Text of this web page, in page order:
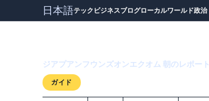
日本語テック ビジネスブログローカルワールド政治
ジアプアンフウンズオンエクオム 朝のレポート
ガイド